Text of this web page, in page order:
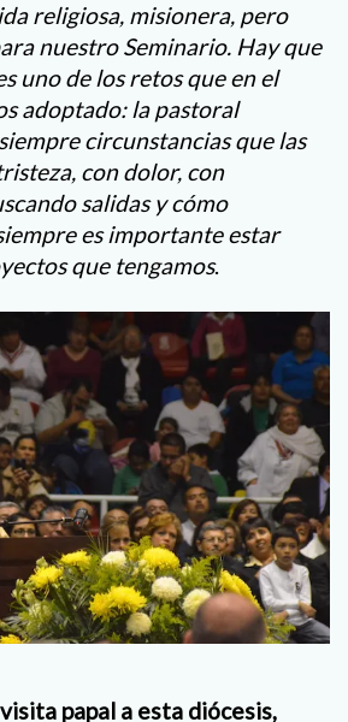
religiosa, misionera, pero
nuestro Seminario. Hay que
uno de los retos que en el
adoptado: la pastoral
circunstancias que las
con dolor, con
salidas y cómo
es importante estar
que tengamos.
papal a esta diócesis,